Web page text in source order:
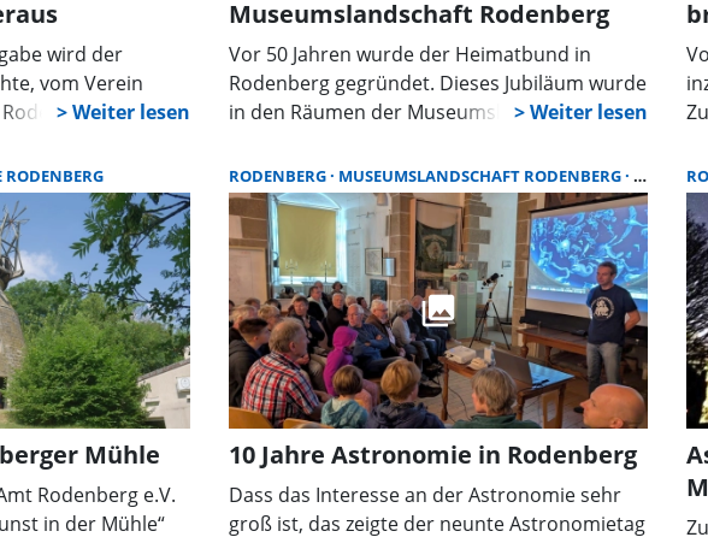
wird der
vom Verein
e.V.,
geht es um
Haus
So trägt es auch
– Ein Haus mit
Museumslandschaft Rodenberg
Vor 50 Jahren wurde der Heimatbund in
Rodenberg gegründet. Dieses Jubiläum wurde
in den Räumen der Museumslandschaft
stellten sich zum Jubiläum ein. Zu ihnen
gehörten zahlreiche Vereinsmitglieder sowie
Personen aus heimischer Politik und
Wirtschaft, die durch die erste Vorsitzende
Bettina Schwarz mit großer Freude begrüßt
wurden.
RODENBERG
Mühle
Rodenberg e.V.
in der Mühle“
RODENBERG MUSEUMSLANDSCHAFT RODENBERG
10 Jahre Astronomie in Rodenberg
Dass das Interesse an der Astronomie sehr
groß ist, das zeigte der neunte Astronomietag